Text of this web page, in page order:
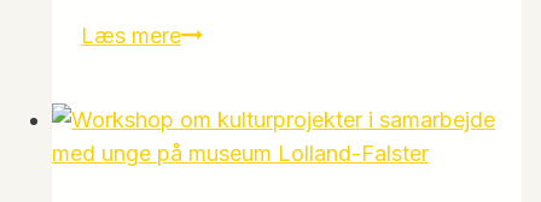
Læs mereSundhedsfremme
boligområder
for